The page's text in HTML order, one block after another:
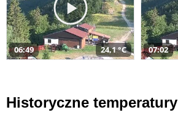
06:49 24,1 °C 07:02
Historyczne temperatury